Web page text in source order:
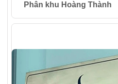
Phân khu Hoàng Thành